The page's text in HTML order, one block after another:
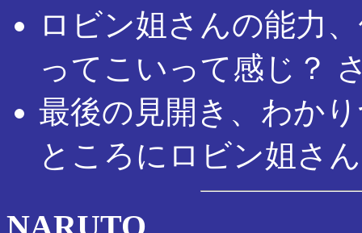
ロビン姐さんの能力
ってこいって感じ？
最後の見開き、わか
ところにロビン姐さ